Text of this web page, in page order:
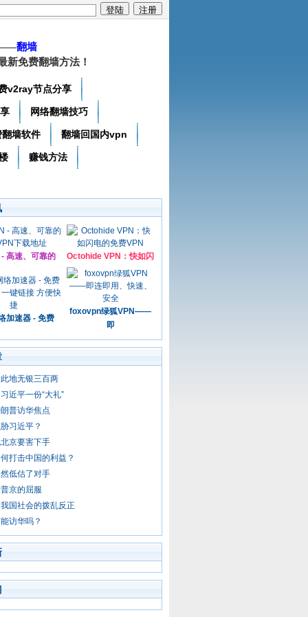
翻墙
新免费翻墙方法！
v2ray节点分享
网络翻墙技巧
翻墙软件 翻墙回国内vpn
赚钱方法
高速、可靠的 Octohide VPN：快如闪
加速器 - 免费
foxovpn绿狐VPN——
即
地无银三百两
近平一份“大礼”
普访华焦点
习近平？
京要害下手
打击中国的利益？
低估了对手
京的屈服
国社会的拨乱反正
访华吗？